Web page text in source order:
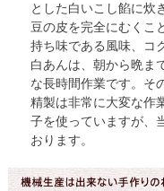
とした白いこし餡に炊
豆の皮を完全にむくこ
持ち味である風味、コ
白あんは、朝から晩ま
な長時間作業です。そ
精製は非常に大変な作
子を使っていますが、
おります。